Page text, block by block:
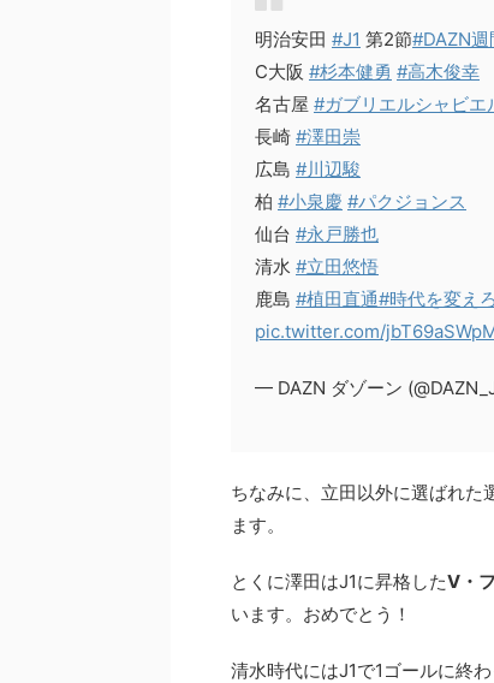
明治安田 #J1 第2節#DAZN
C大阪 #杉本健勇 #高木俊幸
名古屋 #ガブリエルシャビエ
長崎 #澤田崇
広島 #川辺駿
柏 #小泉慶 #パクジョンス
仙台 #永戸勝也
清水 #立田悠悟
鹿島 #植田直通#時代を変えろ
pic.twitter.com/
— DAZN ダゾーン
ちなみに、立田以外に選ばれた
ます。
とくに澤田はJ1に昇格したV・
います。おめでとう！
清水時代にはJ1で1ゴールに終